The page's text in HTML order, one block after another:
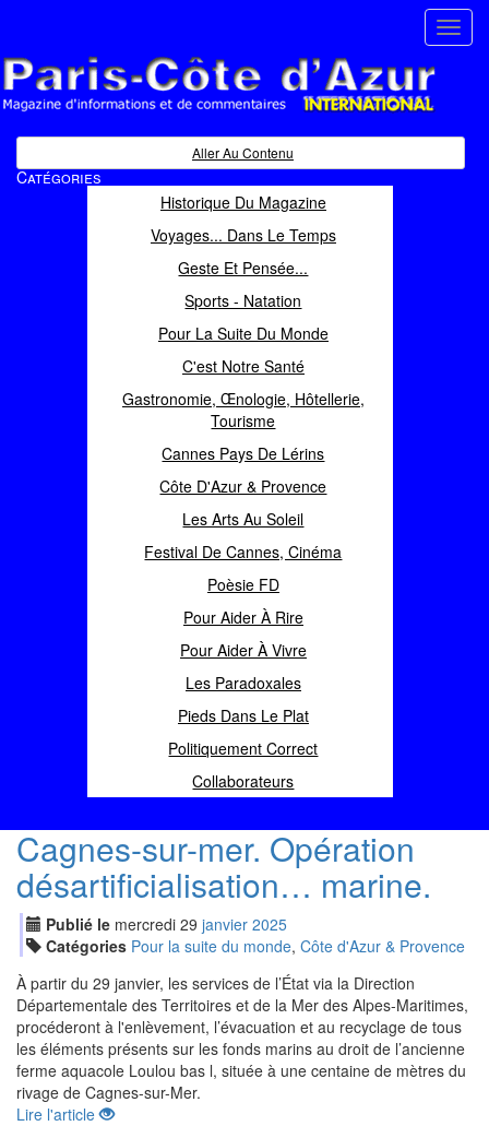
Magazine d'informations et de commentaires
Aller Au Contenu
Catégories
Historique Du Magazine
Voyages... Dans Le Temps
Geste Et Pensée...
Sports - Natation
Pour La Suite Du Monde
C'est Notre Santé
Gastronomie, Œnologie, Hôtellerie,
Tourisme
Cannes Pays De Lérins
Côte D'Azur & Provence
Les Arts Au Soleil
Festival De Cannes, Cinéma
Poèsie FD
Pour Aider À Rire
Pour Aider À Vivre
Les Paradoxales
Pieds Dans Le Plat
Politiquement Correct
Collaborateurs
Cagnes-sur-mer. Opération
désartificialisation… marine.
Publié le mercredi 29 janvier 2025
Catégories Pour la suite du monde, Côte d'Azur & Provence
À partir du 29 janvier, les services de l’État via la Direction
Départementale des Territoires et de la Mer des Alpes-Maritimes,
procéderont à l'enlèvement, l’évacuation et au recyclage de tous
les éléments présents sur les fonds marins au droit de l’ancienne
ferme aquacole Loulou bas l, située à une centaine de mètres du
rivage de Cagnes-sur-Mer.
Lire l'article